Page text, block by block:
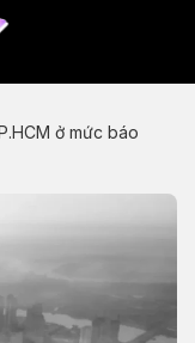
ở mức báo